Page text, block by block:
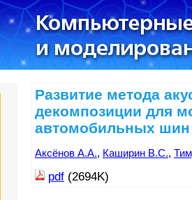
Развитие метода
декомпозиции для
автомобильных шин
Аксёнов А.А., Каширин В.С.,
pdf (2694K)